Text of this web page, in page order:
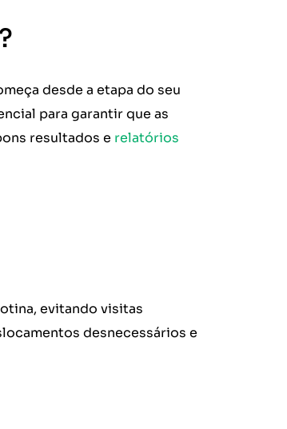
desde a etapa do seu
para garantir que as
resultados e relatórios
evitando visitas
desnecessários e